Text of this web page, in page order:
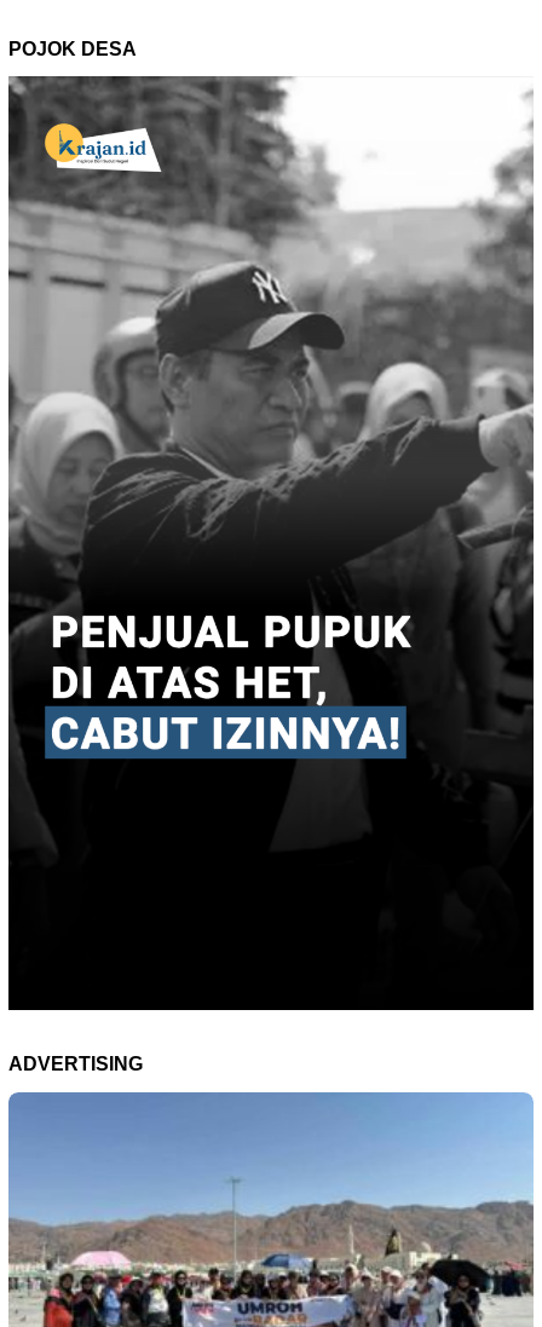
POJOK DESA
ADVERTISING